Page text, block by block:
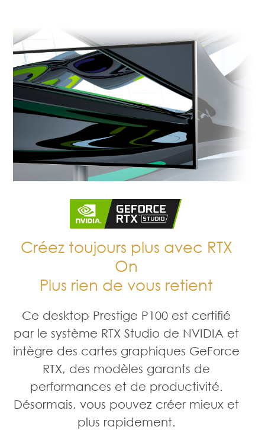
Créez toujours plus avec RTX
On
Plus rien de vous retient
Ce desktop Prestige P100 est certifié
par le système RTX Studio de NVIDIA et
intègre des cartes graphiques GeForce
RTX, des modèles garants de
performances et de productivité.
Désormais, vous pouvez créer mieux et
plus rapidement.